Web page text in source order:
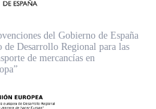
del Gobierno de España
Desarrollo Regional para las
de mercancías en